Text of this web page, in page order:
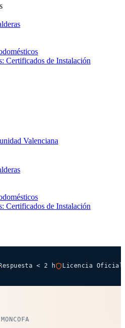
Certificados de Instalación
Valenciana
Certificados de Instalación
Respuesta < 2 h Licencia Oficial